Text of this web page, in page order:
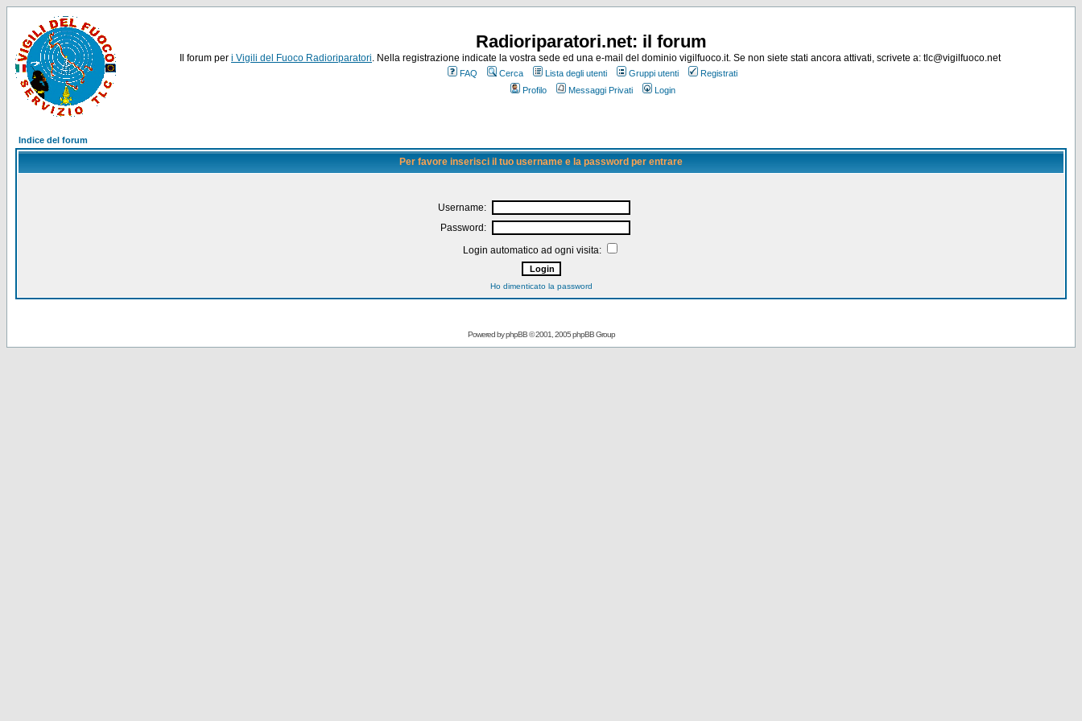
Radioriparatori.net: il forum
Il forum per i Vigili del Fuoco Radioriparatori. Nella registrazione indicate la vostra sede ed una e-mail del dominio vigilfuoco.it. Se non siete stati ancora attivati, scrivete a: tlc@vigilfuoco.net
FAQ Cerca Lista degli utenti Gruppi utenti
Registrati
Profilo
Messaggi Privati Login
Indice del forum
Per favore inserisci il tuo username e la password per entrare
Username:
Password:
Login automatico ad ogni visita:
Ho dimenticato la password
Powered byphpBB© 2001, 2005 phpBB Group